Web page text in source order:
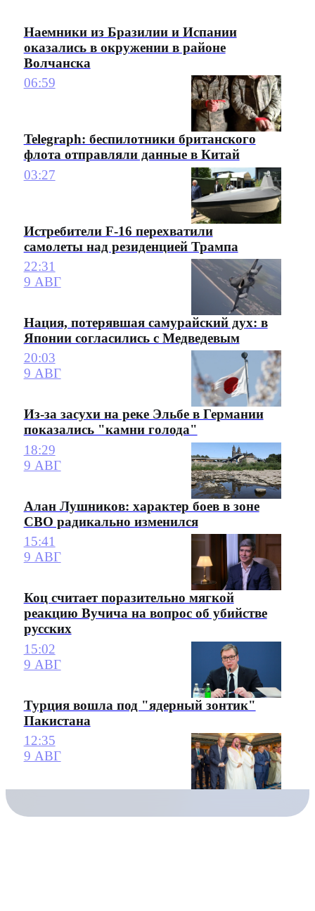
Наемники из Бразилии и Испании
оказались в окружении в районе
Волчанска
06:59
Telegraph: беспилотники британского
флота отправляли данные в Китай
03:27
Истребители F-16 перехватили
самолеты над резиденцией Трампа
22:31
9 АВГ
Нация, потерявшая самурайский дух: в
Японии согласились с Медведевым
20:03
9 АВГ
Из-за засухи на реке Эльбе в Германии
показались "камни голода"
18:29
9 АВГ
Алан Лушников: характер боев в зоне
СВО радикально изменился
15:41
9 АВГ
Коц считает поразительно мягкой
реакцию Вучича на вопрос об убийстве
русских
15:02
9 АВГ
Турция вошла под "ядерный зонтик"
Пакистана
12:35
9 АВГ